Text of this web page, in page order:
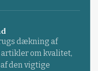
dækning af
om kvalitet,
den vigtige